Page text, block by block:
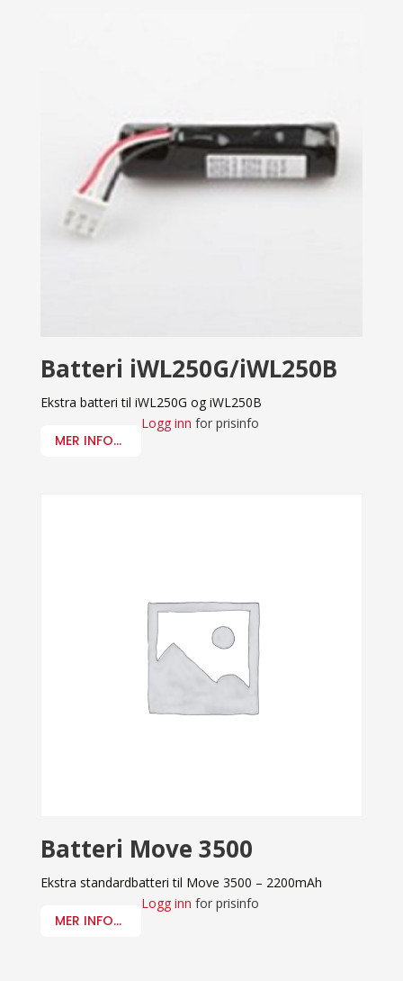
Batteri iWL250G/iWL250B
Ekstra batteri til iWL250G og iWL250B
MER INFO...
Logg inn for prisinfo
Batteri Move 3500
Ekstra standardbatteri til Move 3500 – 2200mAh
MER INFO...
Logg inn for prisinfo